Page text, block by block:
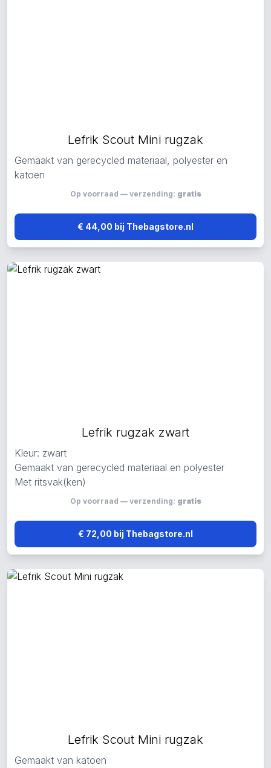
Lefrik Scout Mini rugzak
Gemaakt van gerecycled materiaal, polyester en
katoen
Op voorraad — verzending: gratis
€ 44,00 bij Thebagstore.nl
Lefrik rugzak zwart
Kleur: zwart
Gemaakt van gerecycled materiaal en polyester
Met ritsvak(ken)
Op voorraad — verzending: gratis
€ 72,00 bij Thebagstore.nl
Lefrik Scout Mini rugzak
Gemaakt van katoen